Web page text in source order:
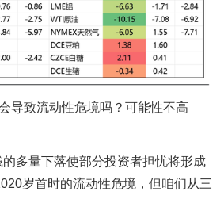
致流动性危境吗？可能性不高
量下落使部分投资者担忧将形成
岁首时的流动性危境，但咱们从三